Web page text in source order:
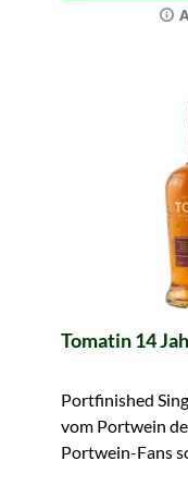
Tomatin 14
Portfinished
vom Portwein
Portwein-Fans